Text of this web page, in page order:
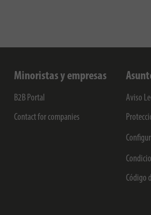
Minoristas y empresas
B2B Portal
Contact for companies
Aviso
Código